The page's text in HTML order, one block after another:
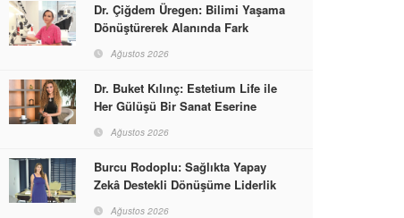
Dr. Çiğdem Üregen: Bilimi Yaşama
Dönüştürerek Alanında Fark
Ağustos 2026
Dr. Buket Kılınç: Estetium Life ile
Her Gülüşü Bir Sanat Eserine
Ağustos 2026
Burcu Rodoplu: Sağlıkta Yapay
Zekâ Destekli Dönüşüme Liderlik
Ağustos 2026